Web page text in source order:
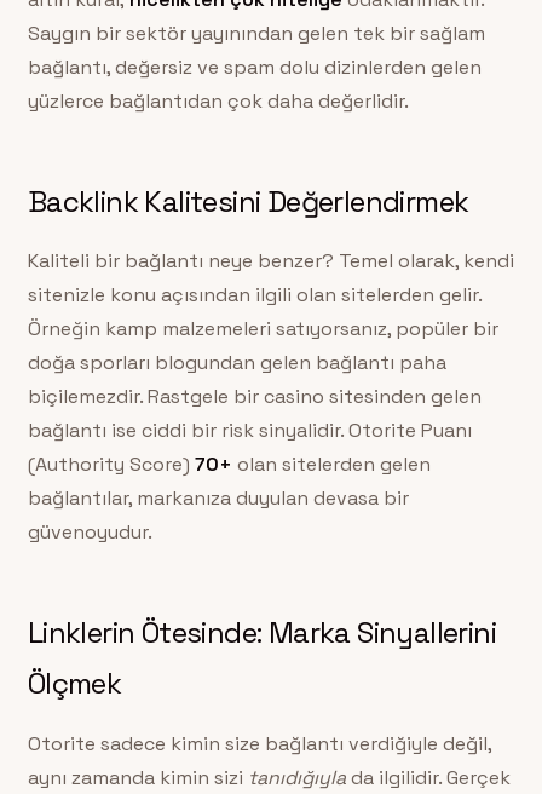
Saygın bir sektör yayınından gelen tek bir sağlam
bağlantı, değersiz ve spam dolu dizinlerden gelen
yüzlerce bağlantıdan çok daha değerlidir.
Backlink Kalitesini Değerlendirmek
Kaliteli bir bağlantı neye benzer? Temel olarak, kendi
sitenizle konu açısından ilgili olan sitelerden gelir.
Örneğin kamp malzemeleri satıyorsanız, popüler bir
doğa sporları blogundan gelen bağlantı paha
biçilemezdir. Rastgele bir casino sitesinden gelen
bağlantı ise ciddi bir risk sinyalidir. Otorite Puanı
(Authority Score) 70+ olan sitelerden gelen
bağlantılar, markanıza duyulan devasa bir
güvenoyudur.
Linklerin Ötesinde: Marka Sinyallerini
Ölçmek
Otorite sadece kimin size bağlantı verdiğiyle değil,
aynı zamanda kimin sizi tanıdığıylada ilgilidir. Gerçek